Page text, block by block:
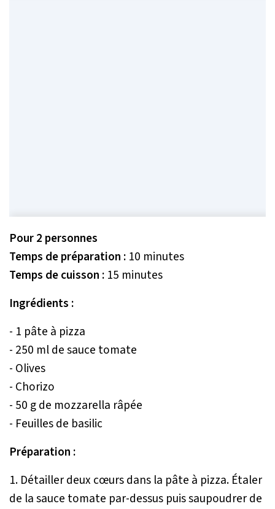
Pour 2 personnes
Temps de préparation : 10 minutes
Temps de cuisson : 15 minutes
Ingrédients :
- 1 pâte à pizza
- 250 ml de sauce tomate
- Olives
- Chorizo
- 50 g de mozzarella râpée
- Feuilles de basilic
Préparation :
1. Détailler deux cœurs dans la pâte à pizza. Étaler
de la sauce tomate par-dessus puis saupoudrer de